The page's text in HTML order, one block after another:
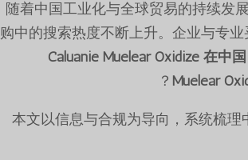
随着中国工业化与全球贸易的持续发展
购中的搜索热度不断上升。企业与专业
Caluanie Muelear Oxidize 在中
Muelear
本文以信息与合规为导向，系统梳理